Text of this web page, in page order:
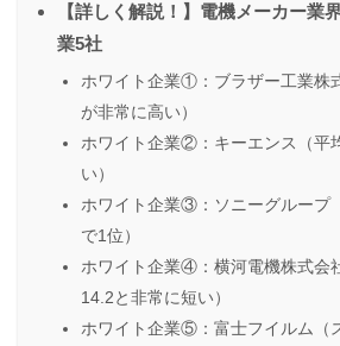
【詳しく解説！】電機メーカー業
業5社
ホワイト企業①：ブラザー工業株
が非常に高い）
ホワイト企業②：キーエンス（平
い）
ホワイト企業③：ソニーグループ
で1位）
ホワイト企業④：横河電機株式会
14.2と非常に短い）
ホワイト企業⑤：富士フイルム（